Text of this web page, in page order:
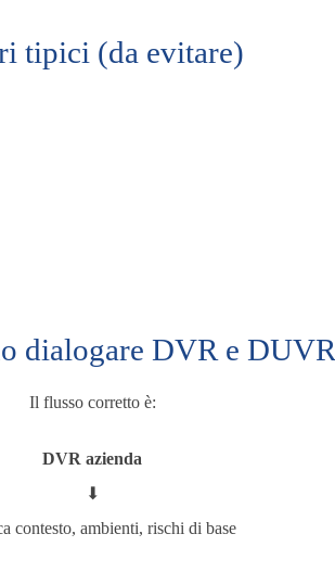
tipici (da evitare)
dialogare DVR e
Il flusso corretto è:
DVR azienda
⬇
contesto, ambienti, rischi di base